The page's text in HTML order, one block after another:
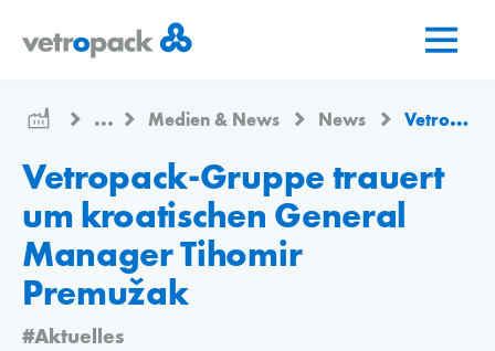
Startseite
Inhalt
Kontakt
...
Medien & News News Vetropack-Gruppe trauert um kroatischen General Manager Tihomir Premužak
Vetropack-Gruppe trauert
um kroatischen General
Manager Tihomir
Premužak
#Aktuelles